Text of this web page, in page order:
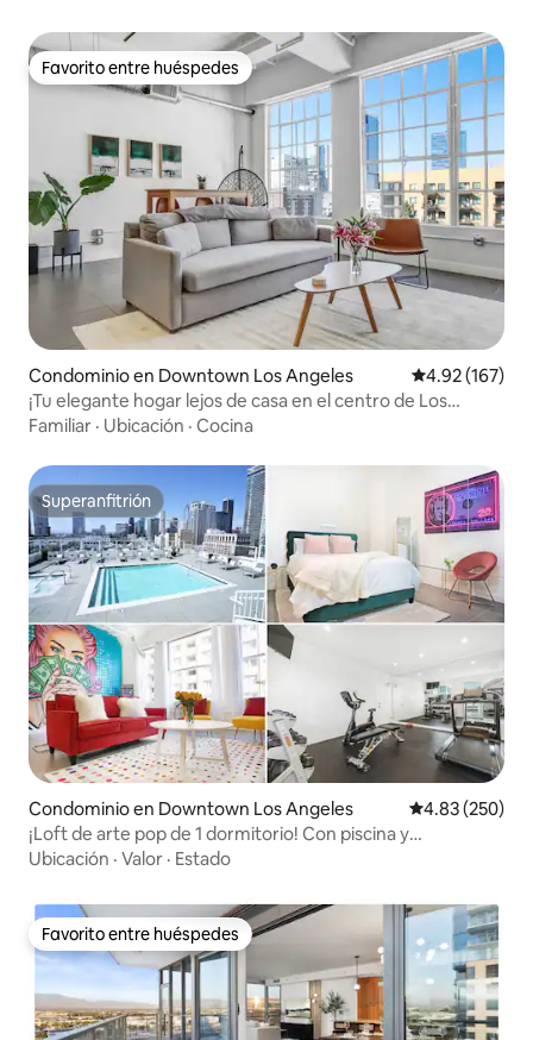
Favorito entre huéspedes
Favorito entre huéspedes
Condominio en Downtown Los Angeles Calificación
4.92 (167)
¡Tu elegante hogar lejos de casa en el centro de Los
Ángeles!
Familiar · Ubicación · Cocina
Superanfitrión
Superanfitrión
Condominio en Downtown Los Angeles Calificación
4.83 (250)
¡Loft de arte pop de 1 dormitorio! Con piscina y
aparcamiento + Airbnbfriendly
Ubicación · Valor · Estado
Favorito entre huéspedes
Favorito entre huéspedes